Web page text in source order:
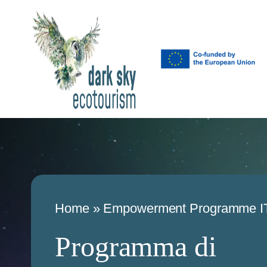
Home» Empowerment Programme
Programma di